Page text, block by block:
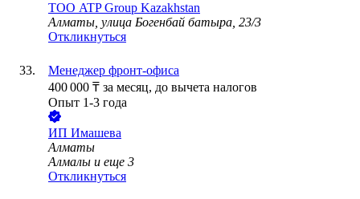
ТОО ATP Group Kazakhstan
Алматы, улица Богенбай батыра, 23/3
Откликнуться
Менеджер фронт-офиса
400 000 ₸ за месяц, до вычета налогов
Опыт 1-3 года
ИП Имашева
Алматы
Алмалы и еще 3
Откликнуться